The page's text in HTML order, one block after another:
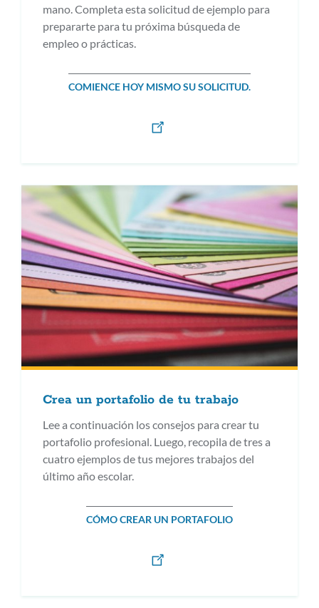
mano. Completa esta solicitud de ejemplo para
prepararte para tu próxima búsqueda de
empleo o prácticas.
COMIENCE HOY MISMO SU SOLICITUD.
Crea un portafolio de tu trabajo
Lee a continuación los consejos para crear tu
portafolio profesional. Luego, recopila de tres a
cuatro ejemplos de tus mejores trabajos del
último año escolar.
CÓMO CREAR UN PORTAFOLIO